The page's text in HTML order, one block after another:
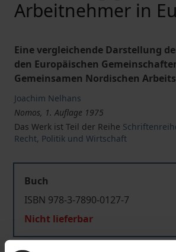
Arbeitnehmer in
Eine vergleichende Darstellung
den Europäischen
Gemeinsamen Nordischen
Joachim Nelhans
Nomos, 1. Auflage 1975
Das Werk ist Teil der Reihe
Recht, Politik und Wirtschaft
Buch
ISBN 978-3-7890-0127-7
Nicht lieferbar